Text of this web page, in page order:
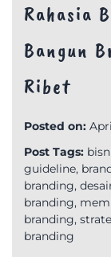
Rahasia
Bangun
Ribet
Posted on:
Post Tags:
guideline,
branding,
branding,
branding,
branding